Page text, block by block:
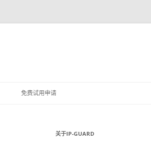
免费试用申请
关于IP-GUARD